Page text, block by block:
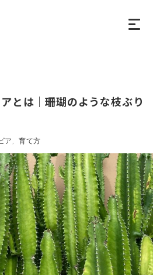
とは｜珊瑚のような枝ぶり
ア 育て方